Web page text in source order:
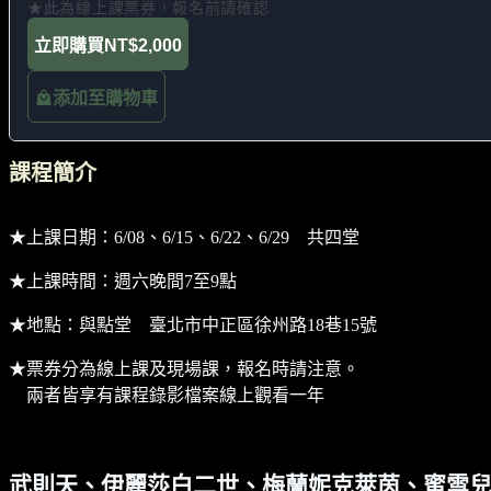
★此為線上課票券，報名前請確認
立即購買 NT$2,000
添加至購物車
課程簡介
★上課日期：6/08、6/15、6/22、6/29 共四堂
★上課時間：週六晚間7至9點
★地點：與點堂 臺北市中正區徐州路18巷15號
★票券分為線上課及現場課，報名時請注意。
兩者皆享有課程錄影檔案線上觀看一年
武則天、伊麗莎白二世、梅蘭妮克萊茵、蜜雪